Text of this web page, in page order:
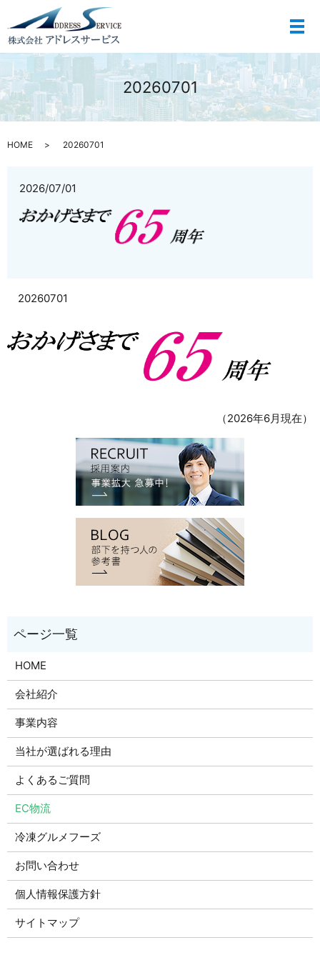
メ
20260701
HOME 20260701
2026/07/01
20260701
（2026年6月現在）
HOME
会社紹介
事業内容
当社が選ばれる理由
よくあるご質問
EC物流
冷凍グルメフーズ
お問い合わせ
個人情報保護方針
サイトマップ